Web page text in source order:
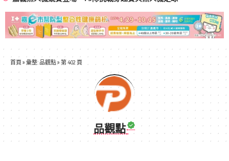
首頁 » 彙整: 品觀點» 第 402 頁
品觀點